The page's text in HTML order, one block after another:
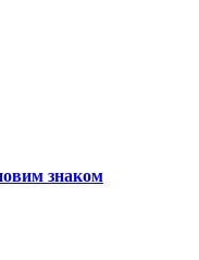
знаком